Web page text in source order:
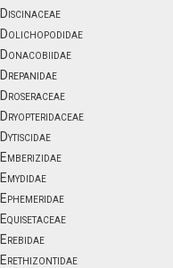
Discinaceae
Dolichopodidae
Donacobiidae
Drepanidae
Droseraceae
Dryopteridaceae
Dytiscidae
Emberizidae
Emydidae
Ephemeridae
Equisetaceae
Erebidae
Erethizontidae